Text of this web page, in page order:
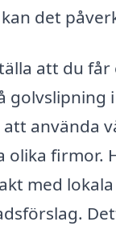
det
att du får
golvslipning
att använda
firmor.
med